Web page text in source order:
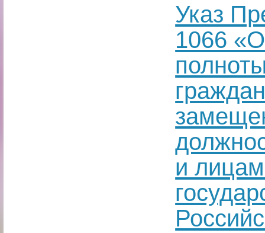
Указ
1066
и